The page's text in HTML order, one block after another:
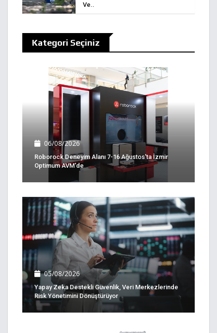
Ve..
Kategori Seçiniz
06/08/2026
Roborock Deneyim Alanı 7-16 Ağustos'ta İzmir
Optimum AVM'de
05/08/2026
Yapay Zeka Destekli Güvenlik, Veri Merkezlerinde
Risk Yönetimini Dönüştürüyor